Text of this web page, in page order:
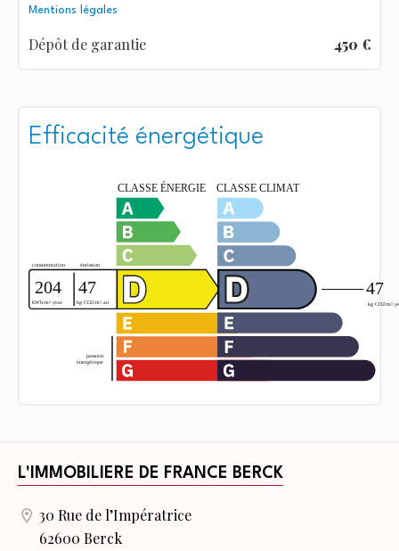
Mentions légales
Dépôt de garantie 450 €
Efficacité énergétique
L'IMMOBILIERE DE FRANCE BERCK
30 Rue de l’Impératrice
62600 Berck